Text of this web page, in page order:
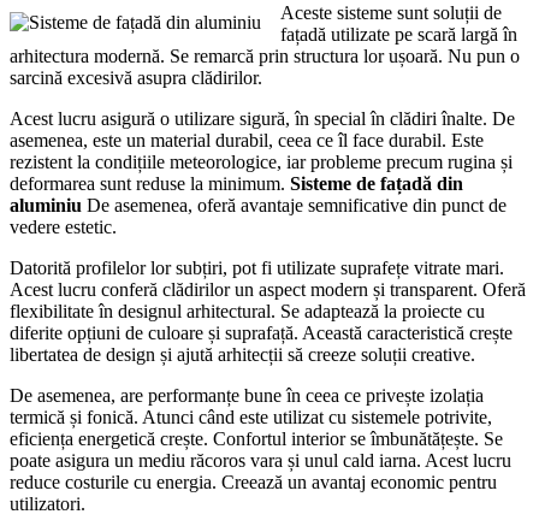
Aceste sisteme sunt soluții de
fațadă utilizate pe scară largă în
arhitectura modernă. Se remarcă prin structura lor ușoară. Nu pun o
sarcină excesivă asupra clădirilor.
Acest lucru asigură o utilizare sigură, în special în clădiri înalte. De
asemenea, este un material durabil, ceea ce îl face durabil. Este
rezistent la condițiile meteorologice, iar probleme precum rugina și
deformarea sunt reduse la minimum. Sisteme de fațadă din
aluminiu De asemenea, oferă avantaje semnificative din punct de
vedere estetic.
Datorită profilelor lor subțiri, pot fi utilizate suprafețe vitrate mari.
Acest lucru conferă clădirilor un aspect modern și transparent. Oferă
flexibilitate în designul arhitectural. Se adaptează la proiecte cu
diferite opțiuni de culoare și suprafață. Această caracteristică crește
libertatea de design și ajută arhitecții să creeze soluții creative.
De asemenea, are performanțe bune în ceea ce privește izolația
termică și fonică. Atunci când este utilizat cu sistemele potrivite,
eficiența energetică crește. Confortul interior se îmbunătățește. Se
poate asigura un mediu răcoros vara și unul cald iarna. Acest lucru
reduce costurile cu energia. Creează un avantaj economic pentru
utilizatori.